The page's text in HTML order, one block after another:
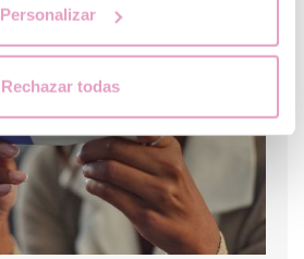
Personalizar
Rechazar todas